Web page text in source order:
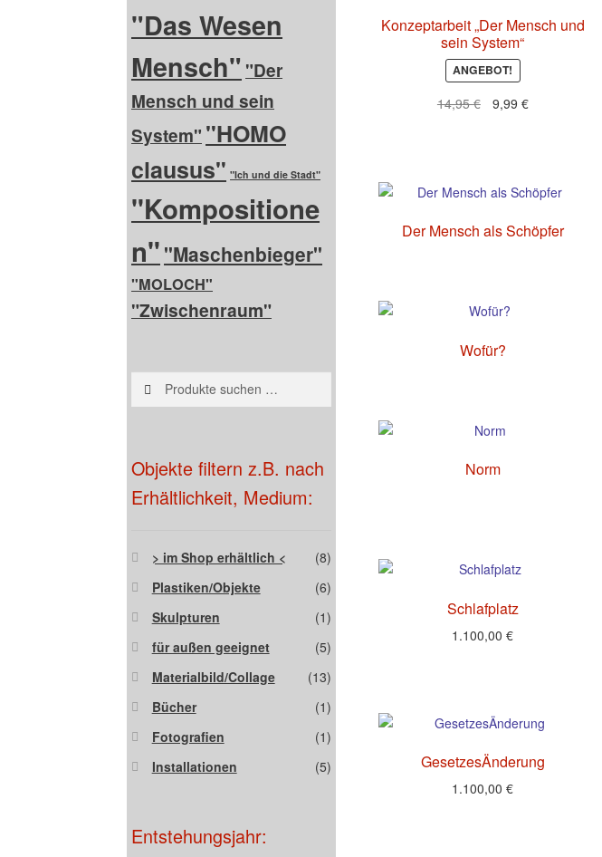
Konzeptarbeit „Der Mensch und
sein System“
ANGEBOT!
14,95€
Ursprünglicher
9,99 €Aktueller
Der Mensch als Schöpfer
Wofür?
Norm
Schlafplatz
1.100,00€
GesetzesÄnderung
1.100,00€
"Das Wesen
Mensch" "Der
Mensch und sein
System" "HOMO
clausus" "Ich und die Stadt"
"Kompositione
n" "Maschenbieger"
"MOLOCH"
"Zwischenraum"
Suchen
nach:
Suchen
Objekte filtern z.B. nach
Erhältlichkeit, Medium:
> im Shop erhältlich <
(8)
Plastiken/Objekte
(6)
Skulpturen
(1)
für außen geeignet
(5)
Materialbild/Collage
(13)
Bücher
(1)
Fotografien
(1)
Installationen
(5)
Entstehungsjahr: